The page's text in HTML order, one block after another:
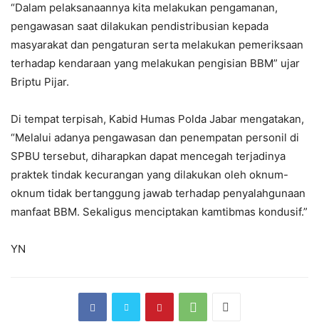
“Dalam pelaksanaannya kita melakukan pengamanan,
pengawasan saat dilakukan pendistribusian kepada
masyarakat dan pengaturan serta melakukan pemeriksaan
terhadap kendaraan yang melakukan pengisian BBM” ujar
Briptu Pijar.
Di tempat terpisah, Kabid Humas Polda Jabar mengatakan,
“Melalui adanya pengawasan dan penempatan personil di
SPBU tersebut, diharapkan dapat mencegah terjadinya
praktek tindak kecurangan yang dilakukan oleh oknum-
oknum tidak bertanggung jawab terhadap penyalahgunaan
manfaat BBM. Sekaligus menciptakan kamtibmas kondusif.”
YN